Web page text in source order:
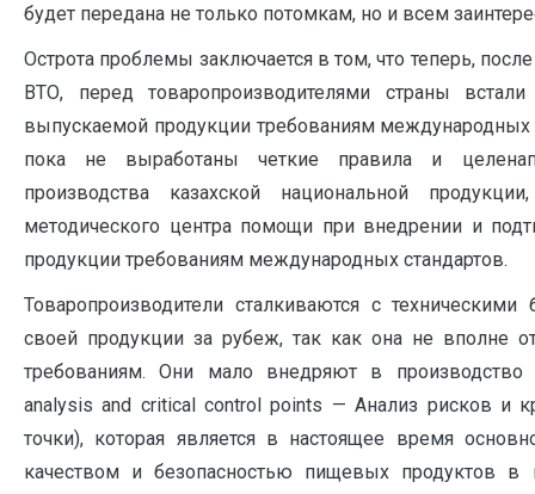
будет передана не только потомкам, но и всем
Острота проблемы заключается в том, что теперь,
ВТО, перед товаропроизводителями страны
выпускаемой продукции требованиям
пока не выработаны четкие правила и
производства казахской национальной
методического центра помощи при внедрении и
продукции требованиям международных стандартов.
Товаропроизводители сталкиваются с техническими
своей продукции за рубеж, так как она не вполне
требованиям. Они мало внедряют в производство
analysis and critical control points — Анализ рисков и
точки), которая является в настоящее время
качеством и безопасностью пищевых продуктов